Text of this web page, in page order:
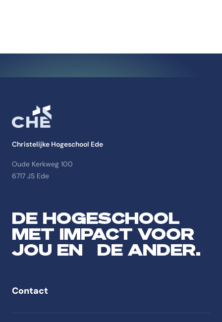
Christelijke Hogeschool Ede
Oude Kerkweg 100
6717 JS Ede
DE HOGESCHOOL
MET IMPACT VOOR
JOU EN DE ANDER.
Contact